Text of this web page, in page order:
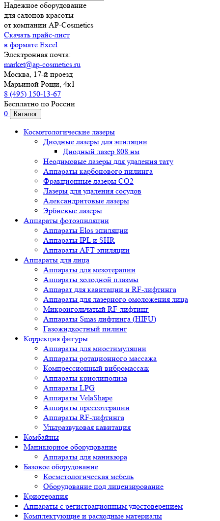
Надежное оборудование
для салонов красоты
от компании AP-Cosmetics
Скачать прайс-лист
в формате Excel
Электронная почта:
market@ap-cosmetics.ru
Москва, 17-й проезд
Марьиной Рощи, 4к1
8 (495) 150-13-67
Бесплатно по России
0
Каталог
Косметологические лазеры
Диодные лазеры для эпиляции
Диодный лазер 808 нм
Неодимовые лазеры для удаления тату
Аппараты карбонового пилинга
Фракционные лазеры CO2
Лазеры для удаления сосудов
Александритовые лазеры
Эрбиевые лазеры
Аппараты фотоэпиляции
Аппараты Elos эпиляции
Аппараты IPL и SHR
Аппараты AFT эпиляции
Аппараты для лица
Аппараты для мезотерапии
Аппараты холодной плазмы
Аппарат для кавитации и RF-лифтинга
Аппараты для лазерного омоложения лица
Микроигольчатый RF-лифтинг
Аппараты Smas лифтинга (HIFU)
Газожидкостный пилинг
Коррекция фигуры
Аппараты для миостимуляции
Аппараты ротационного массажа
Компрессионный вибромассаж
Аппараты криолиполиза
Аппараты LPG
Аппараты VelaShape
Аппараты прессотерапии
Аппараты RF-лифтинга
Ультразвуковая кавитация
Комбайны
Маникюрное оборудование
Аппараты для маникюра
Базовое оборудование
Косметологическая мебель
Оборудование под лицензирование
Криотерапия
Аппараты c регистрационным удостоверением
Комплектующие и расходные материалы